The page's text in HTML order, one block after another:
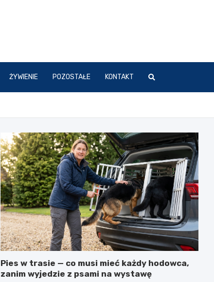
ŻYWIENIE POZOSTAŁE KONTAKT
Pies w trasie — co musi mieć każdy hodowca,
zanim wyjedzie z psami na wystawę